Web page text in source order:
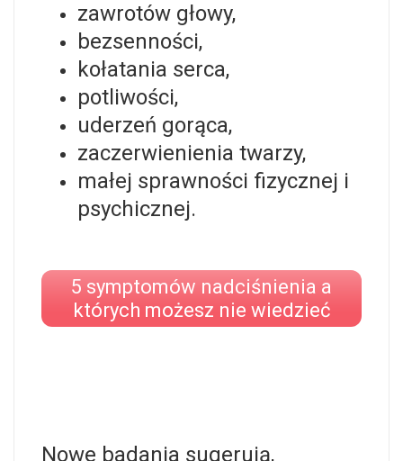
zawrotów głowy,
bezsenności,
kołatania serca,
potliwości,
uderzeń gorąca,
zaczerwienienia twarzy,
małej sprawności fizycznej i
psychicznej.
5 symptomów nadciśnienia a
których możesz nie wiedzieć
Nowe badania sugerują,